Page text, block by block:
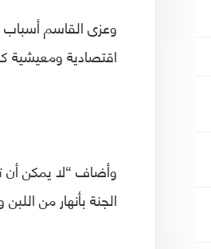
وعزى القاسم أسباب
اقتصادية ومعيشية
وأضاف “لا يمكن أن
الجنة بأنهار من